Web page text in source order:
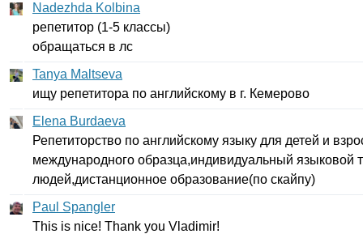
Nadezhda Kolbina
репетитор (1-5 классы)
обращаться в лс
Tanya Maltseva
ищу репетитора по английскому в г. Кемерово
Elena Burdaeva
Репетиторство по английскому языку для детей и
международного образца,индивидуальный языковой
людей,дистанционное образование(по скайпу)
Paul Spangler
This is nice! Thank you Vladimir!